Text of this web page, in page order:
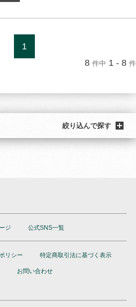
1
8 件中 1 - 8 件
絞り込んで探す
ジ 公式SNS一覧
リシー 特定商取引法に基づく表示
お問い合わせ